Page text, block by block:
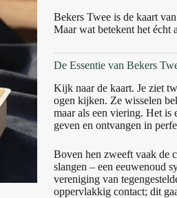
Bekers Twee is de kaart
Maar wat betekent het écht
De Essentie van Bekers
Kijk naar de kaart. Je ziet
ogen kijken. Ze wisselen
maar als een viering. Het is
geven en ontvangen in
Boven hen zweeft vaak de
slangen – een eeuwenoud
vereniging van
oppervlakkig contact; dit